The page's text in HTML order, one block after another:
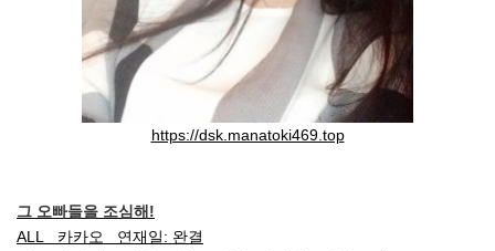
https://dsk.manatoki469.top
그 오빠들을 조심해!
ALL 카카오 연재일: 완결